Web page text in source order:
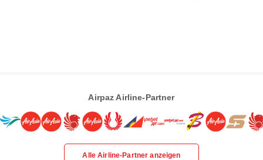
Airpaz Airline-Partner
Alle Airline-Partner anzeigen